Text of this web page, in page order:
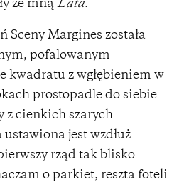
ze mną Lata.
Sceny Margines została
pofalowanym
kwadratu z wgłębieniem w
prostopadle do siebie
z cienkich szarych
jest wzdłuż
rząd tak blisko
o parkiet, reszta foteli